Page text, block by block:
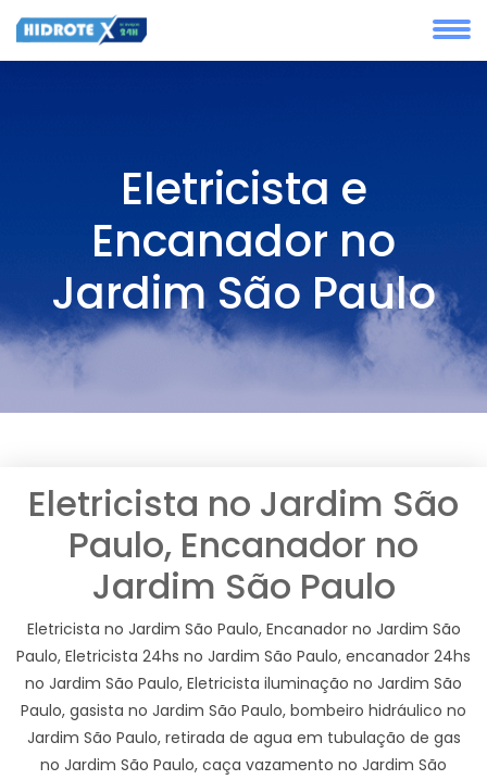
Eletricista e
Encanador no
Jardim São Paulo
Eletricista no Jardim São
Paulo, Encanador no
Jardim São Paulo
Eletricista no Jardim São Paulo, Encanador no Jardim São
Paulo, Eletricista 24hs no Jardim São Paulo, encanador 24hs
no Jardim São Paulo, Eletricista iluminação no Jardim São
Paulo, gasista no Jardim São Paulo, bombeiro hidráulico no
Jardim São Paulo, retirada de agua em tubulação de gas
no Jardim São Paulo, caça vazamento no Jardim São